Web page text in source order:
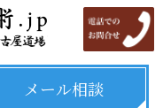
メール相談